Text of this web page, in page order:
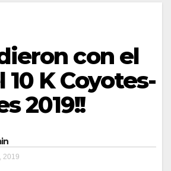
con el
K Coyotes-
2019!!
2019